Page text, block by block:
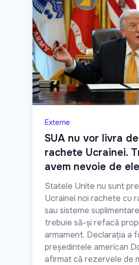
Externe
SUA nu vor livra
rachete Ucrainei.
avem nevoie de
Statele Unite nu sunt
Ucrainei noi rachete cu
sau sisteme
trebuie să-și refacă
armament. Declarația a
președintele american
afirmat că rezervele de